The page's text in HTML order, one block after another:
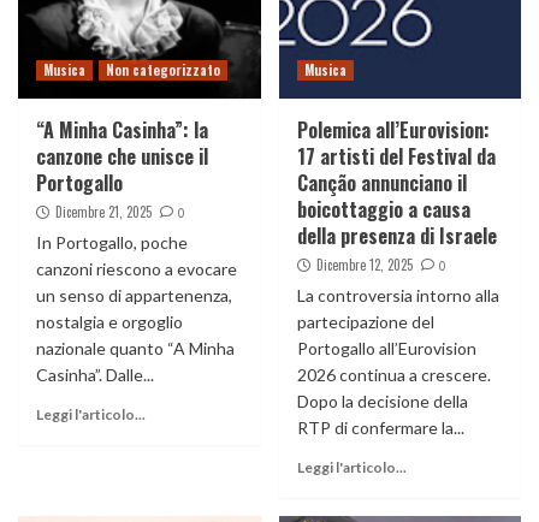
Musica Non categorizzato
“A Minha Casinha”: la
canzone che unisce il
Portogallo
Dicembre 21, 2025 0
In Portogallo, poche
canzoni riescono a evocare
un senso di appartenenza,
nostalgia e orgoglio
nazionale quanto “A Minha
Casinha”. Dalle...
Leggi l'articolo...
Musica
Polemica all’Eurovision:
17 artisti del Festival da
Canção annunciano il
boicottaggio a causa
della presenza di Israele
Dicembre 12, 2025 0
La controversia intorno alla
partecipazione del
Portogallo all’Eurovision
2026 continua a crescere.
Dopo la decisione della
RTP di confermare la...
Leggi l'articolo...